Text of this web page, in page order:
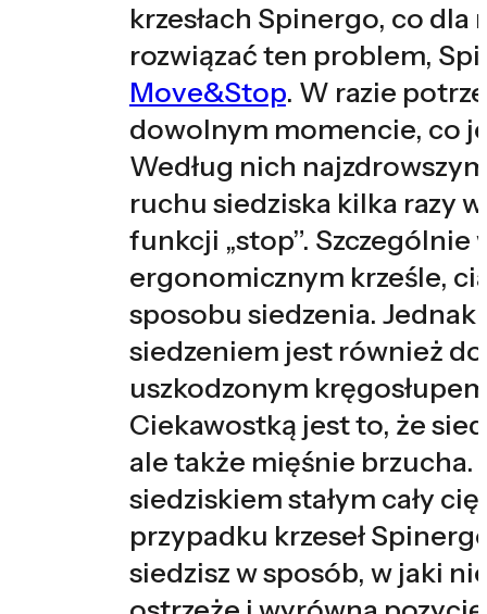
krzesłach Spinergo, co
rozwiązać ten problem,
Move&Stop. W razie
dowolnym momencie, co
Według nich
ruchu siedziska kilka razy
funkcji „stop”.
ergonomicznym krześle,
sposobu siedzenia.
siedzeniem jest również
uszkodzonym
Ciekawostką jest to, że
ale także mięśnie brzucha.
siedziskiem stałym cały
przypadku krzeseł
siedzisz w sposób, w jaki